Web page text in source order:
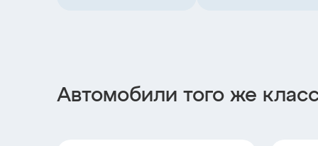
Автомобили того же